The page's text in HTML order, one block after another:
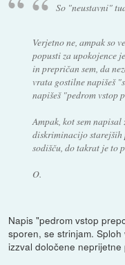
So "neustavni"
Verjetno ne, ampak so
popusti za upokojence
in prepričan sem, da
vrata gostilne napišeš
napišeš "pedrom vstop
Ampak, kot sem napisal
diskriminacijo starejših
sodišču, do takrat je to
O.
Napis "pedrom vstop
sporen, se strinjam.
izzval določene neprijetne